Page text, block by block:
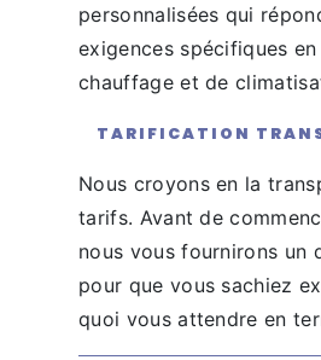
personnalisées qui
exigences spécifiques
chauffage et de
TARIFICATION
Nous croyons en la
tarifs. Avant de
nous vous fournirons un
pour que vous sachiez
quoi vous attendre en